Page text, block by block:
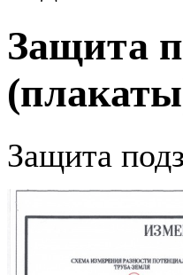
Защита
Защита